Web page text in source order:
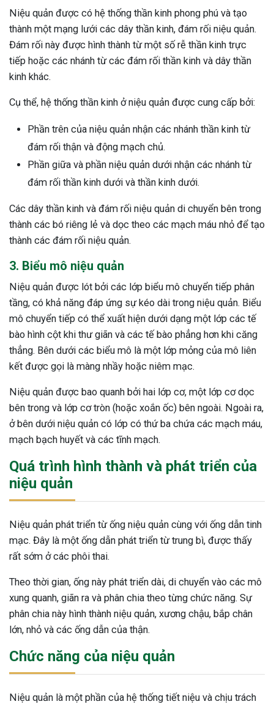
Niệu quản được có hệ thống thần kinh phong phú và tạo
thành một mạng lưới các dây thần kinh, đám rối niệu quản.
Đám rối này được hình thành từ một số rễ thần kinh trực
tiếp hoặc các nhánh từ các đám rối thần kinh và dây thần
kinh khác.
Cụ thể, hệ thống thần kinh ở niệu quản được cung cấp bởi:
Phần trên của niệu quản nhận các nhánh thần kinh từ
đám rối thận và động mạch chủ.
Phần giữa và phần niệu quản dưới nhận các nhánh từ
đám rối thần kinh dưới và thần kinh dưới.
Các dây thần kinh và đám rối niệu quản di chuyển bên trong
thành các bó riêng lẻ và dọc theo các mạch máu nhỏ để tạo
thành các đám rối niệu quản.
3. Biểu mô niệu quản
Niệu quản được lót bởi các lớp biểu mô chuyển tiếp phân
tầng, có khả năng đáp ứng sự kéo dài trong niệu quản. Biểu
mô chuyển tiếp có thể xuất hiện dưới dạng một lớp các tế
bào hình cột khi thư giãn và các tế bào phẳng hơn khi căng
thẳng. Bên dưới các biểu mô là một lớp mỏng của mô liên
kết được gọi là màng nhầy hoặc niêm mạc.
Niệu quản được bao quanh bởi hai lớp cơ, một lớp cơ dọc
bên trong và lớp cơ tròn (hoặc xoắn ốc) bên ngoài. Ngoài ra,
ở bên dưới niệu quản có lớp có thứ ba chứa các mạch máu,
mạch bạch huyết và các tĩnh mạch.
Quá trình hình thành và phát triển của
niệu quản
Niệu quản phát triển từ ống niệu quản cùng với ống dẫn tinh
mạc. Đây là một ống dẫn phát triển từ trung bì, được thấy
rất sớm ở các phôi thai.
Theo thời gian, ống này phát triển dài, di chuyển vào các mô
xung quanh, giãn ra và phân chia theo từng chức năng. Sự
phân chia này hình thành niệu quản, xương chậu, bắp chân
lớn, nhỏ và các ống dẫn của thận.
Chức năng của niệu quản
Niệu quản là một phần của hệ thống tiết niệu và chịu trách